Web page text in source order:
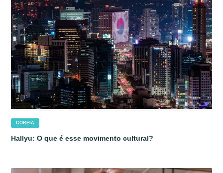
COREIA
Hallyu: O que é esse movimento cultural?